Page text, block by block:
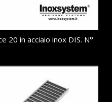
20 in acciaio inox DIS. N°